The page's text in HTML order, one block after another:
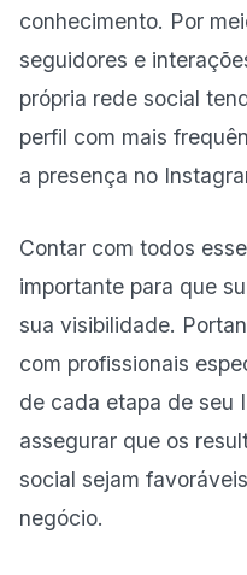
conhecimento. Por
seguidores e
própria rede social
perfil com mais
a presença no
Contar com todos
importante para que
sua visibilidade.
com profissionais
de cada etapa de seu
assegurar que os
social sejam
negócio.